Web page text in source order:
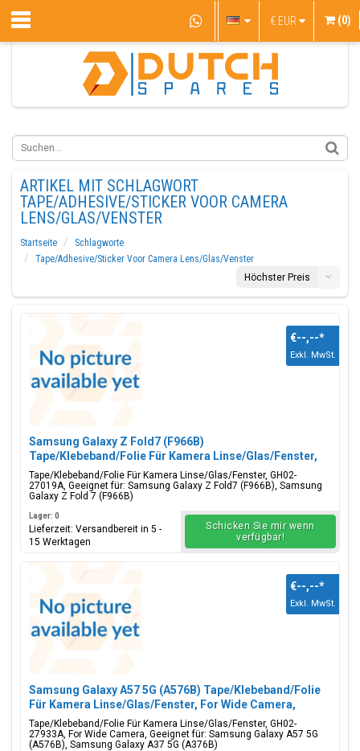
€ EUR (0)
ARTIKEL MIT SCHLAGWORT
TAPE/ADHESIVE/STICKER VOOR CAMERA
LENS/GLAS/VENSTER
Startseite
Schlagworte
Tape/Adhesive/Sticker Voor Camera Lens/Glas/Venster
Höchster Preis
Samsung Galaxy Z Fold7 (F966B)
Tape/Klebeband/Folie Für Kamera Linse/Glas/Fenster,
GH02-27019A
Tape/Klebeband/Folie Für Kamera Linse/Glas/Fenster, GH02-
27019A, Geeignet für: Samsung Galaxy Z Fold7 (F966B), Samsung
Galaxy Z Fold 7 (F966B)
€--,--*
Exkl. MwSt.
Lager: 0
Lieferzeit: Versandbereit in 5 -
15 Werktagen
Schicken Sie mir wenn
verfügbar!
Samsung Galaxy A57 5G (A576B) Tape/Klebeband/Folie
Für Kamera Linse/Glas/Fenster, For Wide Camera,
GH02-27933A
Tape/Klebeband/Folie Für Kamera Linse/Glas/Fenster, GH02-
27933A, For Wide Camera, Geeignet für: Samsung Galaxy A57 5G
(A576B), Samsung Galaxy A37 5G (A376B)
€--,--*
Exkl. MwSt.